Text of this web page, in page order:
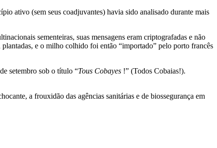
ativo (sem seus coadjuvantes) havia sido analisado durante mais
sementeiras, suas mensagens eram criptografadas e não
plantadas, e o milho colhido foi então “importado” pelo porto francês
setembro sob o título “Tous Cobayes !” (Todos Cobaias!).
a frouxidão das agências sanitárias e de biossegurança em